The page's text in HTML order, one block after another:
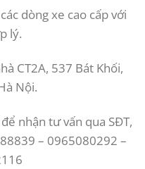
dòng xe cao cấp với
lý.
CT2A, 537 Bát Khối,
Nội.
nhận tư vấn qua SĐT,
– 0965080292 –